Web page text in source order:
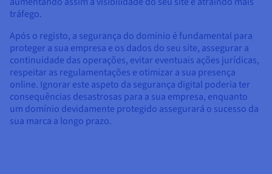
tráfego.
Após o registo, a segurança do domínio é fundamental para
proteger a sua empresa e os dados do seu site, assegurar a
continuidade das operações, evitar eventuais ações jurídicas,
respeitar as regulamentações e otimizar a sua presença
online. Ignorar este aspeto da segurança digital poderia ter
consequências desastrosas para a sua empresa, enquanto
um domínio devidamente protegido assegurará o sucesso da
sua marca a longo prazo.